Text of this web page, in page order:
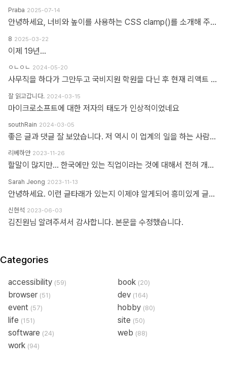
Praba 2025-07-14
안녕하세요, 너비와 높이를 사용하는 CSS clamp()를 소개해 주셔서 감사합니다. 작업 부담을 최소화하기 위해 calc(), min, max 등 언급하신 모든 기능을 갖춘 도구를 개발했습니다. https://clampgenerator.com/tools/layout-spacing-size/?property=width 에서 확인해 보세요. 즐거운 코딩 되세요.
8 2025-03-22
이제 19년...
ㅇㄴㅇㄴ 2024-05-20
사무직을 하다가 그만두고 국비지원 학원을 다닌 후 현재 리액트 개발자로 일하고 있습니다 다행인지 불행인지(?) 컴퓨터 학원을 간게 아니라 디자인 학원을 가게 되었고 그곳에서는 퍼블리셔와 프론트엔드 개발자의 용어를 혼동해서 사용하였습니다 즉 저는 한동한 "HTML 마크업 + 스타일링 + 약간의 이벤트" 오로지 "사용자가 보고 있는 부분"만 다루는 작업이 "프론트엔드 개발"로 알고 있었습니다 ============> 우리가 흔히 퍼블리셔라고 불리는 영역입니다 하지만 학습할수록 사용자 영역과 소위 백엔드라고 불리는 영역과의 호환이 필요하다는 것을 알게 되었고 그때부터 지금까지 배웠던것과 전혀 다른 역할과 기능들을 학습하게 되었습니다 즉 자바스크립트도 event와 document 부분이 아닌 배열과 객체를 편집하는 것을 배워야 하고 API를 호출해 어떻게 사용자 영역으로 가져와야 하는가 등등 기존 퍼블리셔 역할군과 전혀 다른 것들을 다루게 되었습니다 ============> 이것이 프론트엔드 영역입니다 제가 두 가지 길을 모두 걸어본 바 프론트엔드 개발은 퍼블리셔의 완벽한 상위 호환이고 추구하는 목적도, 기술도 완전히 다릅니다 처음부터 다른 길을 가야하고 생각의 구조도 다르게 가야합니다 그런 의미에서 처음에 퍼블리셔라는 말이 처음에는 편가르기 하는것처럼 싫었지만 지금은 명확하게 길을 제시한다는 관점에서 좋다는 생각을 해봅니다
잘 읽고갑니다. 2024-03-15
마이크로소프트에 대한 저자의 태도가 인상적이었네요
southRain 2024-03-05
좋은 글과 댓글 잘 보았습니다. 저 역시 이 업계의 일을 하는 사람으로써 '웹퍼블리셔' 라는 단어를 만드신 분을 이제 알았네요. 해당 용어를 만들어주셔서 감사합니다. 그 덕에 제 업무에 대한 명확한 기준을 세울 수 있었습니다. 전 이제껏 '웹퍼블리셔' 라는 직무에 부끄러운 적 없었습니다. '웹 퍼블리셔' 라는 직무를 부끄러워 하는 건, 본인이 해당 업무를 제대로 이해하지 못하고 잘 수행하지 못하기 때문이라고 생각해요. 해외와 국내의 개발업무 포지션에 대한 단어가 다를 뿐인데, 유독 국내 개발자들 중에는 굳이 급을 나누는 분들이 많더라구요. 근데 그렇게 급을 나누는 만큼 기본이 되어있는지 의심스러울 때도 많았습니다. 퍼블리셔와 상의없이 css framework 로 화면 대충 만들다가... 디자이너 요청 대로 화면 수정 못하고 대뜸 찾아와서는 수정해달라고 하는 적도 많았고... 만들어 준 화면도 자기 맘대로 이것저것 손대다가 오히려 화면 다 틀어지는 경우도 많이 봤습니다. 이런 걸 보면 오히려 '프론트엔드 개발자' 라고 본인을 지칭하는 분들이 해외와 전혀 다른 개념으로 이해하고 있는 게 아닌가 라는 생각도 들었습니다. 이제는 면역이 되서... 그런 분들 만나면 '그러려니...' 하고 말지만요. ㅎㅎ 각자가 맡은 업무가 있는 거고, 각자의 업무를 서로 존중하는 환경이 필요하다고 생각합니다. 그리고 각자의 자리에서 본인 업무를 충실하면 되지 않을까 싶습니다.
리베하얀 2023-11-26
할말이 많지만... 한국에만 있는 직업이라는 것에 대해서 전혀 개의치도 않고 부끄러워할 이유도 없다고 봅니다. 이 직업군에 대해서 이해라며녀 00년대에 무슨일이 일어났었는지.. 알필요가 있고 국내만의 특수한 환경때문에 만들어진 직업군이고... 근래에 들어 국제화가 되면서 문제시 몇몇분이 문제삼는것 같은데... 본인의 업무 바운더리는 본인이 만드는거지.. 그 단어안에 갇혀서 본인의 수준이나 인식을 만든다고 보지 않습니다. 코더니 UI개발자니, 퍼블리셔니, FE니.. 웹마스터니 풀스택이니 ㅎㅎ 많은 직업군으로 불리우고 있지만 솔직히 본인의 역량에 따라 불리운다고 생각합니다. 당시에 신현석님이 던진 하나의 단어에 여전히 밥먹고 살고 있고, 때때론 자부심도 느낍니다.
Sarah Jeong 2023-11-13
안녕하세요. 이런 글타래가 있는지 이제야 알게되어 흥미있게 글타래를 읽어보았네요. 제가 방금 글타래라고 쓴것처럼, 댓글이라는 단어에도 여러 다른 이름이 존재한다는 것을 우리는 암묵적으로 알고 있을 거라 생각하는데요 EX 1.) 글타래(민 우리말. 인터넷 게시판에서 어떤 게시글과 그에 대한 답신으로 쓰여진 게시글들의 모임. [NAVER 국어사전 글 인용]) = 댓글(게시물 밑에 남길 수 있는 글을 표현한 단어) = 코멘트(영어 코멘트를 한국어로 표현한 단어) = 리플(영어 reple을 한국어로 표현한 단어) = 스레드(thread) EX 2.) Height(사물의 높이, 사람의 키&신장, 키가 높음, 지상으로부터의 고도) 해당 단어는 발음에서 논란이 된적이 있습니다. (설마.. 고인물만 아는 거일지도...T^T..) 미국, 영국 등 주요국가에서는 해당 단어의 발음을 한국어 발음 표현으로 '하이트' or '하잍' 라고 읽으나, 스페인어로 해당 단어는 '헤이트' or '헤잍' 라고 읽습니다. 전 세계적으로 스페인어를 쓰는 인구는 2019년 3월 기준으로 4억 6천만명이며, 영어를 사용하는 인구는 3억 7천만명이라고 구글검색에 나옵니다. EX 3.) 2023년 현재 우리나라에서는 각 세대 별로 쓰는 한 가지 표현에 대한 단어들도 다릅니다. 50대 이상이신 분들은 한자어를 주로 사용하신 세대들이고, 10대 ~ 20대분들은 줄임말 또는 은어를 만들어 주로 사용하고 있습니다. 위의 예시와 같이 한 가지를 가리키는 명사에 여러가지 표현이 존재하고, 모든 사람들이 표준어 하나만 사용하고 있지 않으며, 전라도, 충정도, 경상도 방언이 존재한다는 사실도 암묵적으로 우리는 알고 있다 생각합니다 물론, 표준어처럼 한 가지 표현만 존재하면 다시 한번 확인하는 절차없이 의사소통이 원활할테지만, 우리는 일상속에서도 방언이나 댓글, 줄임말 등의 다른 표현들을 받아들이고 있는 존재들입니다. 만드신 분의 말씀대로 그저 지나온 과거에서는 그 표현이 필요하여 쓰여졌었다고 이해하고 넘어가시면 어떨까하여 주절대며 나불거려보았네요.. PS. 쓰잘데기 없는 제 생각을 읽어주셔서 고맙습니다.. AI도 발전해나가고 있는 마당에 같은 인종끼리 싸우지 맙시다~~~ㅋㅋㅋ
신현석 2023-06-03
김진원님 알려주셔서 감사합니다. 본문을 수정했습니다.
Categories
accessibility (59) book (20)
browser (51) dev (164)
event (57) hobby (80)
life (151) site (50)
software (24) web (88)
work (94)